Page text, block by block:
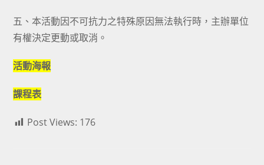
五、本活動因不可抗力之特殊原因無法執行時，主辦單位
有權決定更動或取消。
活動海報
課程表
Post Views: 176